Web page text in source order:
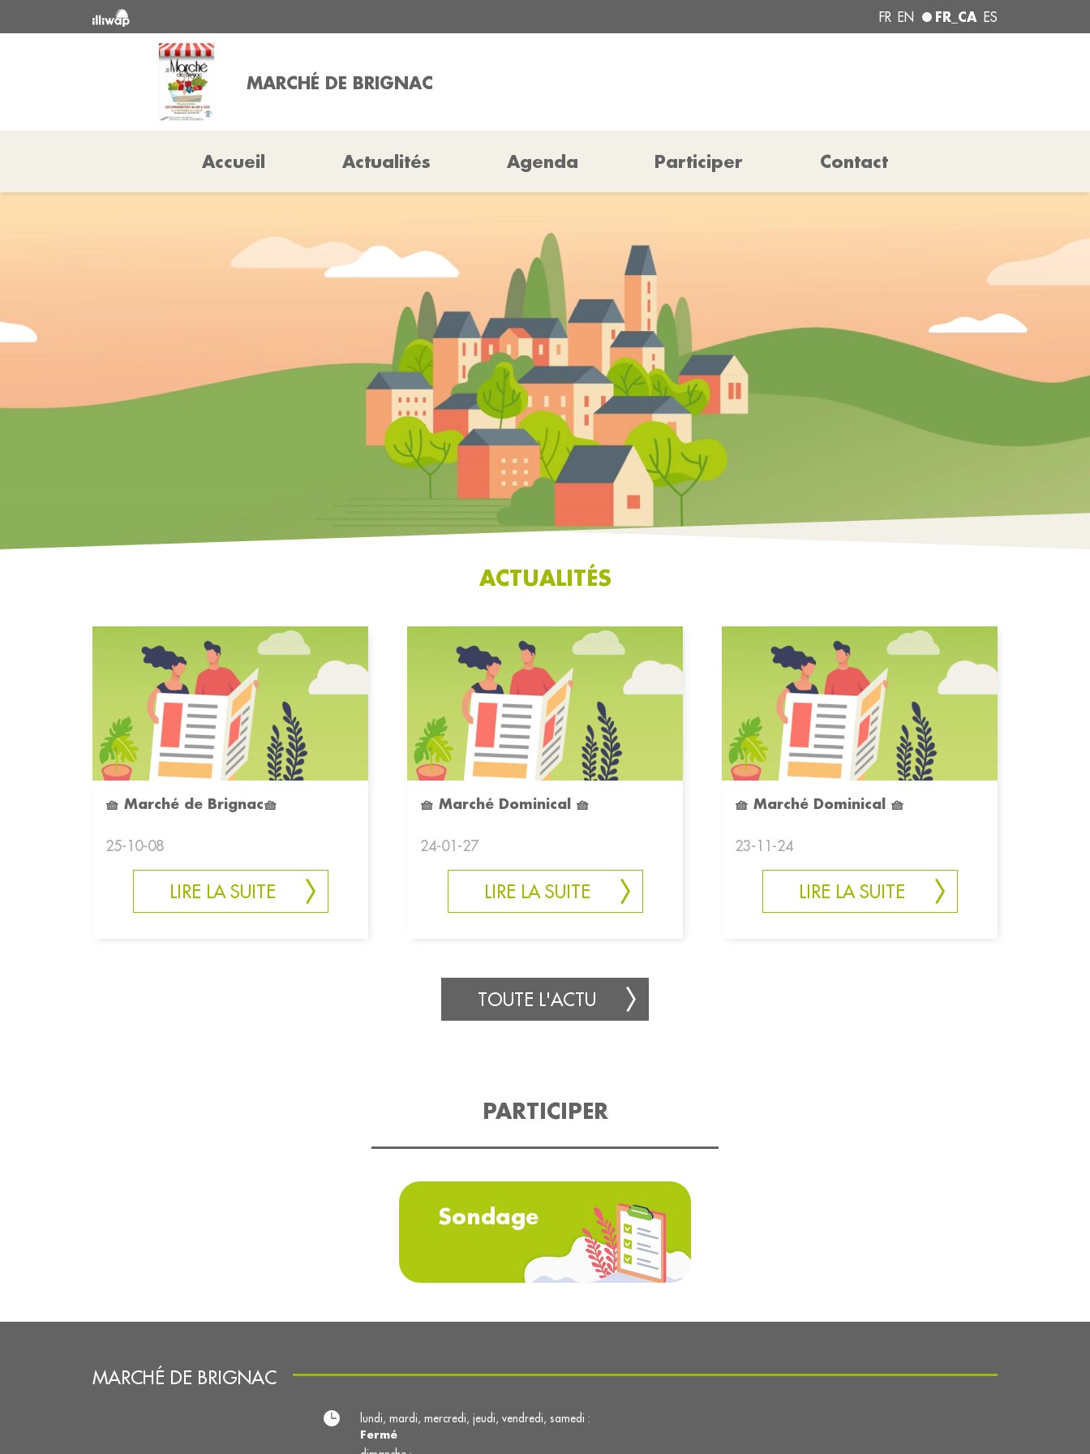
FR EN FR_CA ES
MARCHÉ DE BRIGNAC
Accueil Actualités Agenda Participer Contact
ACTUALITÉS
🧺 Marché de Brignac🧺
25-10-08
LIRE LA SUITE
🧺 Marché Dominical 🧺
24-01-27
LIRE LA SUITE
🧺 Marché Dominical 🧺
23-11-24
LIRE LA SUITE
TOUTE L'ACTU
PARTICIPER
Sondage
MARCHÉ DE BRIGNAC
lundi, mardi, mercredi, jeudi, vendredi, samedi :
Fermé